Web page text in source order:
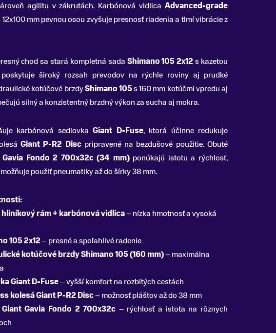
agilitu v zákrutách. Karbónová vidlica Advanced-grade
12x100 mm pevnou osou zvyšuje presnosť riadenia a tlmí vibrácie z
chod sa stará kompletná sada Shimano 105 2x12 s kazetou
poskytuje široký rozsah prevodov na rýchle roviny aj prudké
kotúčové brzdyShimano 105s 160 mm kotúčmi vpredu aj
silný a konzistentný brzdný výkon za sucha aj mokra.
karbónová sedlovka Giant D-Fuse, ktorá účinne redukuje
Giant P-R2 Discpripravené na bezdušové použitie. Obuté
Gavia Fondo 2 700x32c (34 mm)ponúkajú istotu a rýchlosť,
použiť pneumatiky až do šírky 38 mm.
hliníkový rám + karbónová vidlica– nízka hmotnosť a vysoká
105 2x12– presné a spoľahlivé radenie
kotúčové brzdy Shimano 105 (160 mm)– maximálna
Giant D-Fuse– vyšší komfort na rozbitých cestách
kolesá Giant P-R2 Disc– možnosť plášťov až do 38 mm
Gavia Fondo 2 700x32c – rýchlosť a istota na rôznych